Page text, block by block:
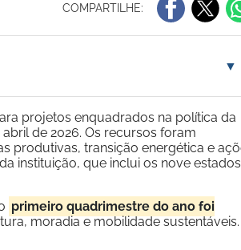
COMPARTILHE:
▼
projetos enquadrados na política da
de 2026. Os recursos foram
produtivas, transição energética e
instituição, que inclui os nove estados
primeiro quadrimestre do ano foi
moradia e mobilidade sustentáveis.